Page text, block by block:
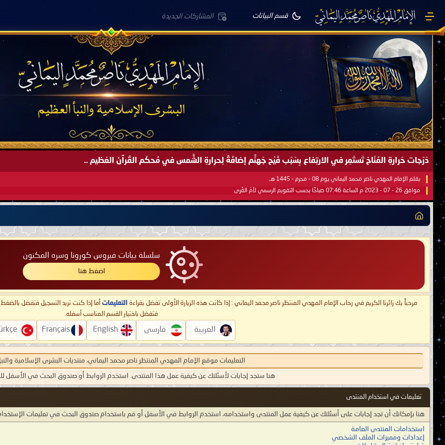
قسم البيانات المشاركات الجديدة
دَرَجات حَرارةِ المُنَاخ تَستَمِر في الارتِفاع بِسَبَب فَيْح جَهنَّم إضافَةً لِحرارةِ الشَّمس في مُحكَم القُرآن العَظيم ..
بقلم الإمام المهدي ناصر محمد اليماني يوم 08 - محرم - 1445 هـ
موافق 26 - 07 - 2023 م الساعة 07:46 صباحًا بحسب التقويم الرسمي لأمّ القُرى
سلسلة بيانات فيروس كورونا وسره المكنون
اضغط هنا
مرحباً بك زائرنا الكريم في رحاب الإمام المهدي المنتظر ناصر محمد اليماني : إذا كانت هذه الزيارة الأولى تفضل بقراءة التعليمات أما إذا كنت تريد التسجيل فتفضل
فتفضل باختيار القسم المناسب أسفله.
العربية فارسی English
Français
التعليمات موقع الإمام المهدي المنتظر ناصر محمد اليماني، منتديات البشرى الإسلامية
هنا ستجد إجابات لأسئلتك عن كيفية عمل هذا المنتدى. استخدم الروابط أو صندوق البحث في الأسفل
تعليمات في استخدام المنتدى
هنا بإمكانك أن تجد إجابات على أسئلتك عن كيفية عمل المنتدى واستخدامه، استخدم الروابط في الأسفل أو قم باستخدام صندوق البحث في تعليمات
استخدامات المنتدى العامة
إعدادات ومميزات الملف الشخصي